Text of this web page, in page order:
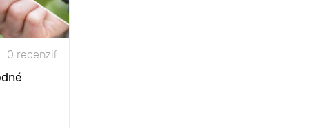
0 recenzií